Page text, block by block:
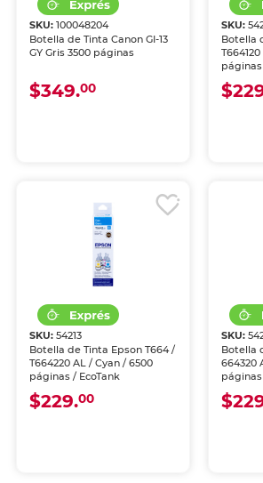
SKU:100048204
Botella de Tinta Canon GI-13
GY Gris 3500 páginas
$349.00
SKU:
Botella
páginas
SKU:54213
Botella de Tinta Epson T664 /
T664220 AL / Cyan / 6500
páginas / EcoTank
$229.00
SKU:
Botella
664320
páginas